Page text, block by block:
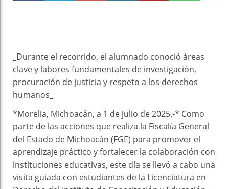
_Durante el recorrido, el alumnado conoció áreas
clave y labores fundamentales de investigación,
procuración de justicia y respeto a los derechos
humanos_
*Morelia, Michoacán, a 1 de julio de 2025.-* Como
parte de las acciones que realiza la Fiscalía General
del Estado de Michoacán (FGE) para promover el
aprendizaje práctico y fortalecer la colaboración con
instituciones educativas, este día se llevó a cabo una
visita guiada con estudiantes de la Licenciatura en